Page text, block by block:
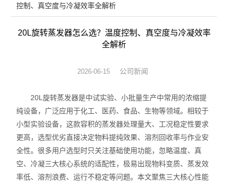
双层玻璃反应釜
单层玻璃反应釜
低温反应浴槽
高低温循环一体机
不锈钢高压反应釜
电热套
控制、真空度与冷凝效率全解析
20L旋转蒸发器怎么选？温度控制、真空度与冷凝效率
全解析
2026-06-15 公司新闻
20L旋转蒸发器是中试实验、小批量生产中常用的浓缩提
纯设备，广泛应用于化工、医药、食品、生物等领域。相较于
小型实验设备，这款容积的蒸发器处理量大、工况稳定性要求
更高，选型优劣直接决定物料提纯效果、溶剂回收率与作业安
全性。很多用户选型时只关注基础使用功能，忽略温度、真
空、冷凝三大核心系统的适配性，极易出现物料变质、蒸发效
率低、溶剂浪费、运行不稳定等问题。本文聚焦三大核心性能